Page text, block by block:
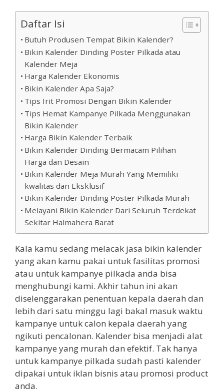
Daftar Isi
Butuh Produsen Tempat Bikin Kalender?
Bikin Kalender Dinding Poster Pilkada atau
Kalender Meja
Harga Kalender Ekonomis
Bikin Kalender Apa Saja?
Tips Irit Promosi Dengan Bikin Kalender
Tips Hemat Kampanye Pilkada Menggunakan
Bikin Kalender
Harga Bikin Kalender Terbaik
Bikin Kalender Dinding Bermacam Pilihan
Harga dan Desain
Bikin Kalender Meja Murah Yang Memiliki
kwalitas dan Eksklusif
Bikin Kalender Dinding Poster Pilkada Murah
Melayani Bikin Kalender Dari Seluruh Terdekat
Sekitar Halmahera Barat
Kala kamu sedang melacak jasa bikin kalender
yang akan kamu pakai untuk fasilitas promosi
atau untuk kampanye pilkada anda bisa
menghubungi kami. Akhir tahun ini akan
diselenggarakan penentuan kepala daerah dan
lebih dari satu minggu lagi bakal masuk waktu
kampanye untuk calon kepala daerah yang
ngikuti pencalonan. Kalender bisa menjadi alat
kampanye yang murah dan efektif. Tak hanya
untuk kampanye pilkada sudah pasti kalender
dipakai untuk iklan bisnis atau promosi product
anda.